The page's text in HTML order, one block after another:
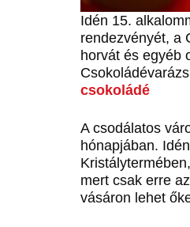
Idén 15.
rendezvényét, a
horvát és egyéb
csokoládé
A csodálatos
hónapjában.
mert csak erre
vásáron lehet